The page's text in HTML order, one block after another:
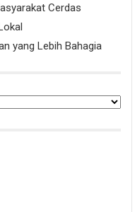
Cerdas
yang Lebih Bahagia